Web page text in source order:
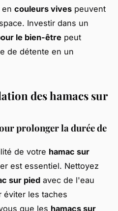
en couleurs vives peuvent
Investir dans un
le bien-être peut
de détente en un
des hamacs sur
prolonger la durée de
de votre hamac sur
est essentiel. Nettoyez
sur pied avec de l'eau
éviter les taches
que les hamacs sur